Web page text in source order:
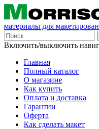
материалы для
Включить/выключить
Главная
Полный каталог
О магазине
Как купить
Оплата и доставка
Гарантии
Оферта
Как сделать макет